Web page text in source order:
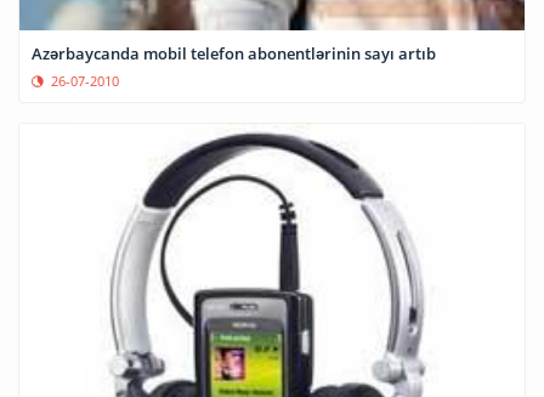
Azərbaycanda mobil telefon abonentlərinin sayı artıb
26-07-2010